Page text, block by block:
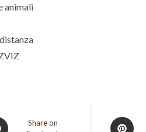
animali
Share on
Opens